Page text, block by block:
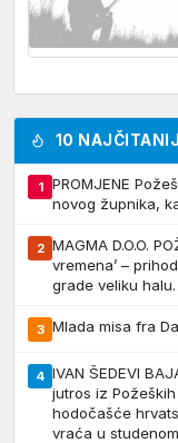
10
1
PROMJENE
novog župnika,
2 MAGMA D.O.O.
vremena’ –
grade veliku
3 Mlada misa fra
4 IVAN ŠEDEVI
jutros iz
hodočašće
vraća u